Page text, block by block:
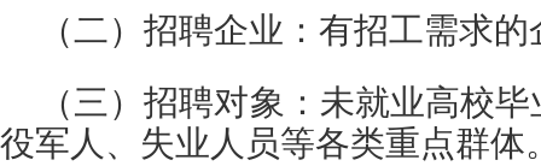
（二）招聘企业：有招工需求的
（三）招聘对象：未就业高校
役军人、失业人员等各类重点群体